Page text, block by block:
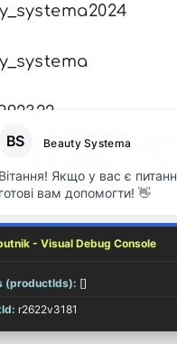
Все права защищены
- Visual Debug Console
(productIds): []
r2622v3181